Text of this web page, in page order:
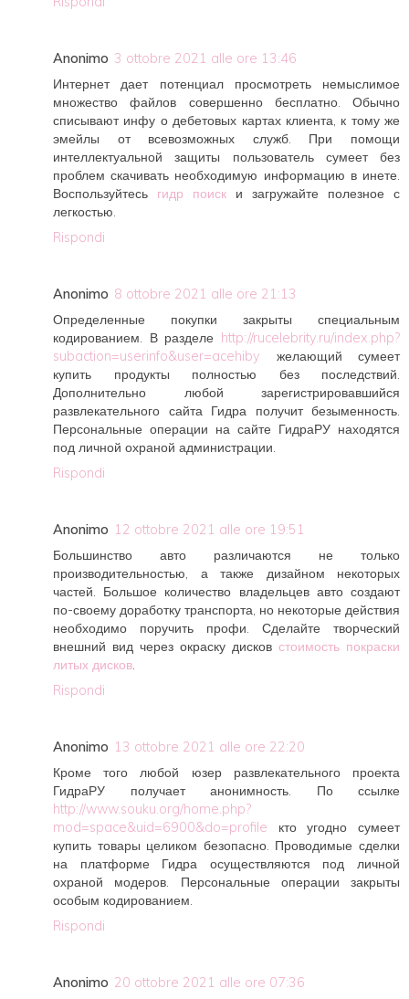
Anonimo 3 ottobre 2021 alle ore 13:46
Интернет дает потенциал просмотреть немыслимое
множество файлов совершенно бесплатно. Обычно
списывают инфу о дебетовых картах клиента, к тому же
эмейлы от всевозможных служб. При помощи
интеллектуальной защиты пользователь сумеет без
проблем скачивать необходимую информацию в инете.
Воспользуйтесь гидр поиск и загружайте полезное с
легкостью.
Rispondi
Anonimo 8 ottobre 2021 alle ore 21:13
Определенные покупки закрыты специальным
кодированием. В разделе
http://rucelebrity.ru/index.php?
subaction=userinfo&user=acehiby желающий сумеет
купить продукты полностью без последствий.
Дополнительно любой зарегистрировавшийся
развлекательного сайта Гидра получит безыменность.
Персональные операции на сайте ГидраРУ находятся
под личной охраной администрации.
Rispondi
Anonimo 12 ottobre 2021 alle ore 19:51
Большинство авто различаются не только
производительностью, а также дизайном некоторых
частей. Большое количество владельцев авто создают
по-своему доработку транспорта, но некоторые действия
необходимо поручить профи. Сделайте творческий
внешний вид через окраску дисков стоимость покраски
литых дисков.
Rispondi
Anonimo 13 ottobre 2021 alle ore 22:20
Кроме того любой юзер развлекательного проекта
ГидраРУ получает анонимность. По ссылке
http://www.souku.org/home.php?
mod=space&uid=6900&do=profile кто угодно сумеет
купить товары целиком безопасно. Проводимые сделки
на платформе Гидра осуществляются под личной
охраной модеров. Персональные операции закрыты
особым кодированием.
Rispondi
Anonimo 20 ottobre 2021 alle ore 07:36